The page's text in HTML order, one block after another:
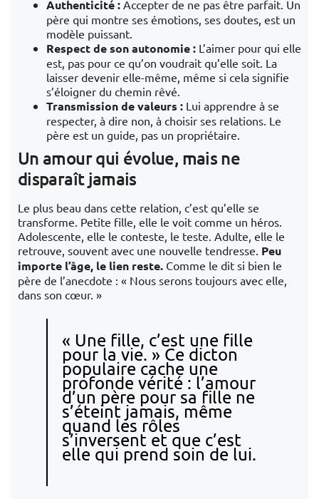
Authenticité : Accepter de ne pas être parfait. Un
père qui montre ses émotions, ses doutes, est un
modèle puissant.
Respect de son autonomie : L’aimer pour qui elle
est, pas pour ce qu’on voudrait qu’elle soit. La
laisser devenir elle-même, même si cela signifie
s’éloigner du chemin rêvé.
Transmission de valeurs : Lui apprendre à se
respecter, à dire non, à choisir ses relations. Le
père est un guide, pas un propriétaire.
Un amour qui évolue, mais ne
disparaît jamais
Le plus beau dans cette relation, c’est qu’elle se
transforme. Petite fille, elle le voit comme un héros.
Adolescente, elle le conteste, le teste. Adulte, elle le
retrouve, souvent avec une nouvelle tendresse. Peu
importe l’âge, le lien reste. Comme le dit si bien le
père de l’anecdote : « Nous serons toujours avec elle,
dans son cœur. »
« Une fille, c’est une fille
pour la vie. » Ce dicton
populaire cache une
profonde vérité : l’amour
d’un père pour sa fille ne
s’éteint jamais, même
quand les rôles
s’inversent et que c’est
elle qui prend soin de lui.